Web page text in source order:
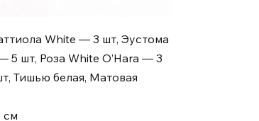
White — 3 шт, Эустома
шт, Роза White O’Hara — 3
Тишью белая, Матовая
см